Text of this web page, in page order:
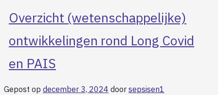
Overzicht (wetenschappelijke)
ontwikkelingen rond Long Covid
en PAIS
Gepost op december 3, 2024 door sepsisen1